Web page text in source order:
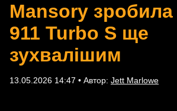
Mansory
911 Turbo S ще
зухвалішим
13.05.2026 14:47 • Автор: Jett Marlowe